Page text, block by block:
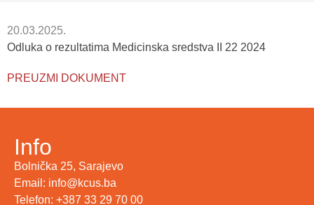
20.03.2025.
Odluka o rezultatima Medicinska sredstva II 22 2024
PREUZMI DOKUMENT
Info
Bolnička 25, Sarajevo
Email: info@kcus.ba
Telefon: +387 33 29 70 00